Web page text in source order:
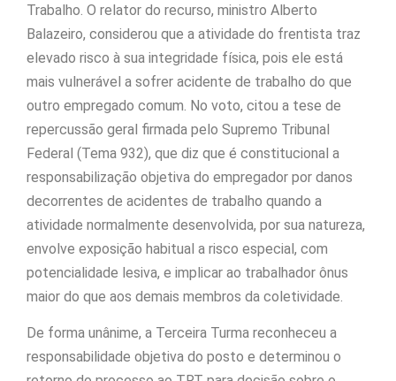
Trabalho. O relator do recurso, ministro Alberto
Balazeiro, considerou que a atividade do frentista traz
elevado risco à sua integridade física, pois ele está
mais vulnerável a sofrer acidente de trabalho do que
outro empregado comum. No voto, citou a tese de
repercussão geral firmada pelo Supremo Tribunal
Federal (Tema 932), que diz que é constitucional a
responsabilização objetiva do empregador por danos
decorrentes de acidentes de trabalho quando a
atividade normalmente desenvolvida, por sua natureza,
envolve exposição habitual a risco especial, com
potencialidade lesiva, e implicar ao trabalhador ônus
maior do que aos demais membros da coletividade.
De forma unânime, a Terceira Turma reconheceu a
responsabilidade objetiva do posto e determinou o